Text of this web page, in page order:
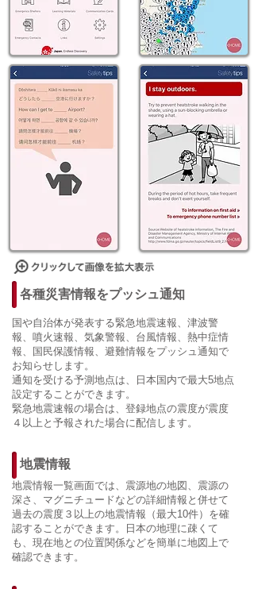
各種災害情報をプッシュ通知
国や自治体が発表する緊急地震速報、津波警
報、噴火速報、気象警報、台風情報、熱中症情
報、国民保護情報、避難情報をプッシュ通知で
お知らせします。
通知を受ける予測地点は、日本国内で最大5地点
設定することができます。
緊急地震速報の場合は、登録地点の震度が震度
４以上と予報された場合に配信します。
地震情報
地震情報一覧画面では、震源地の地図、震源の
深さ、マグニチュードなどの詳細情報と併せて
過去の震度３以上の地震情報（最大10件）を確
認することができます。日本の地理に疎くて
も、現在地との位置関係などを簡単に地図上で
確認できます。